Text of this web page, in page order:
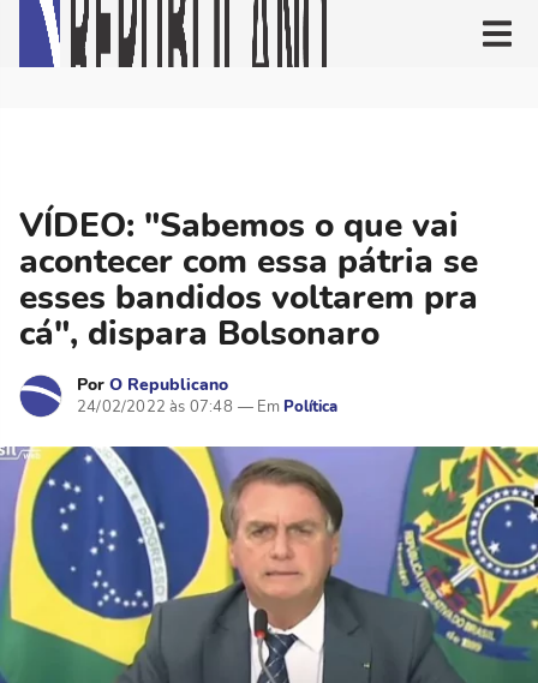
VÍDEO: "Sabemos o que vai
acontecer com essa pátria se
esses bandidos voltarem pra
cá", dispara Bolsonaro
Por O Republicano
24/02/2022 às 07:48 Política